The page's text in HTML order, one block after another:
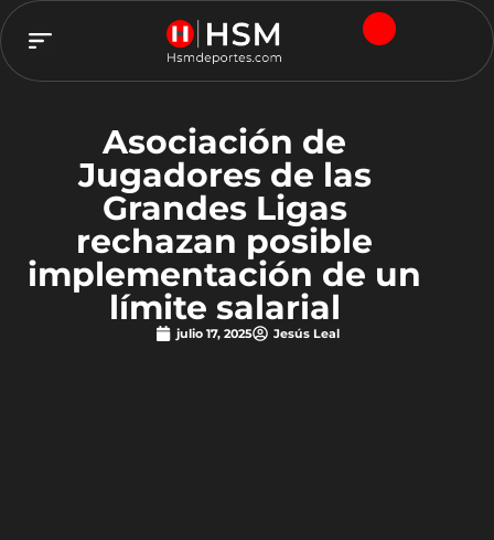
Asociación de
Jugadores de las
Grandes Ligas
rechazan posible
implementación de un
límite salarial
julio 17, 2025 Jesús Leal